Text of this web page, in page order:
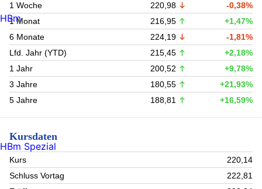
1 Woche
220,98
-0,38%
1 Monat
216,95
+1,47%
6 Monate
224,19
-1,81%
Lfd. Jahr (YTD)
215,45
+2,18%
1 Jahr
200,52
+9,78%
3 Jahre
180,55
+21,93%
5 Jahre
188,81 +16,59%
Kursdaten
Kurs
220,14
Schluss Vortag
222,81
HBm
HBm Spezial